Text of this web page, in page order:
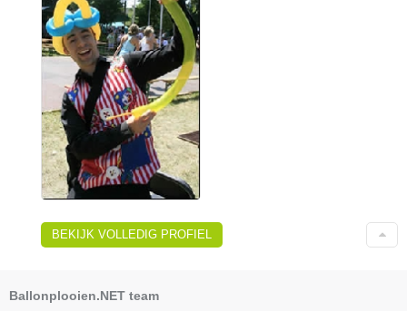
BEKIJK VOLLEDIG PROFIEL
Ballonplooien.NET team